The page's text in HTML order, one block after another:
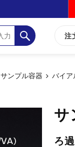
注
サンプル容器 バイア
サ
ろ